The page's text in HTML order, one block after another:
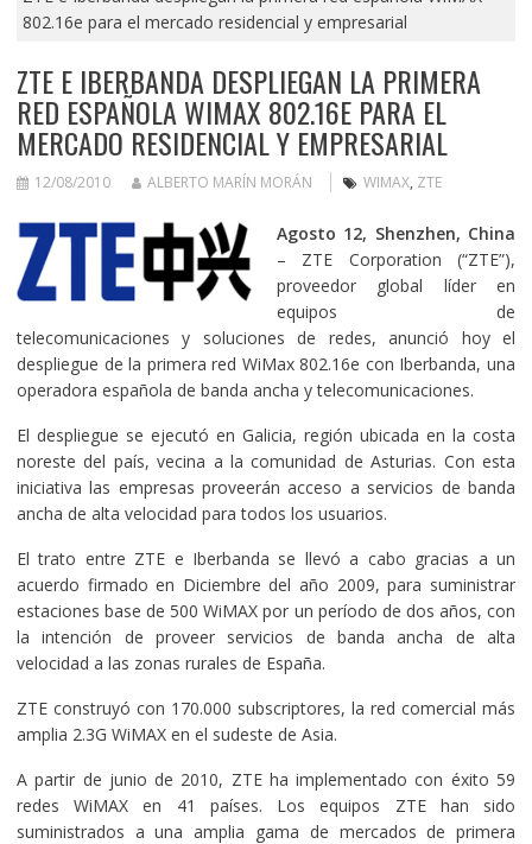
802.16e para el mercado residencial y empresarial
ZTE E IBERBANDA DESPLIEGAN LA PRIMERA
RED ESPAÑOLA WIMAX 802.16E PARA EL
MERCADO RESIDENCIAL Y EMPRESARIAL
12/08/2010 ALBERTO MARÍN MORÁN WIMAX, ZTE
Agosto 12, Shenzhen, China
– ZTE Corporation (“ZTE”),
proveedor global líder en
equipos de
telecomunicaciones y soluciones de redes, anunció hoy el
despliegue de la primera red WiMax 802.16e con Iberbanda, una
operadora española de banda ancha y telecomunicaciones.
El despliegue se ejecutó en Galicia, región ubicada en la costa
noreste del país, vecina a la comunidad de Asturias. Con esta
iniciativa las empresas proveerán acceso a servicios de banda
ancha de alta velocidad para todos los usuarios.
El trato entre ZTE e Iberbanda se llevó a cabo gracias a un
acuerdo firmado en Diciembre del año 2009, para suministrar
estaciones base de 500 WiMAX por un período de dos años, con
la intención de proveer servicios de banda ancha de alta
velocidad a las zonas rurales de España.
ZTE construyó con 170.000 subscriptores, la red comercial más
amplia 2.3G WiMAX en el sudeste de Asia.
A partir de junio de 2010, ZTE ha implementado con éxito 59
redes WiMAX en 41 países. Los equipos ZTE han sido
suministrados a una amplia gama de mercados de primera